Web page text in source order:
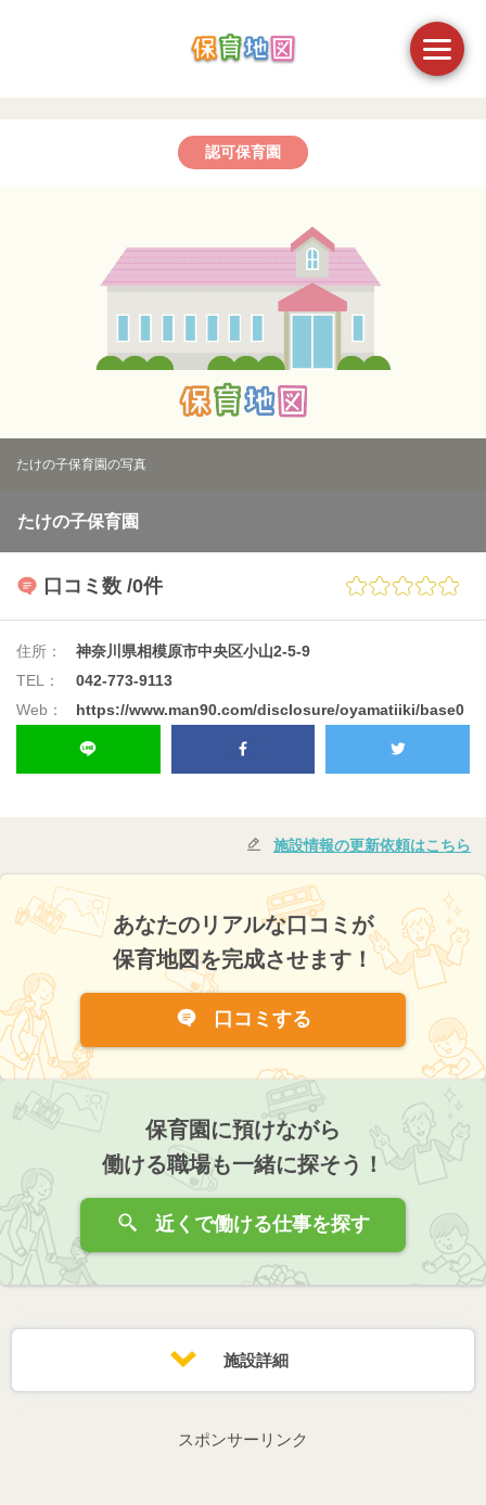
認可保育園
たけの子保育園の写真
たけの子保育園
口コミ数 /0件
住所：
神奈川県相模原市中央区小山2-5-9
TEL：
042-773-9113
Web：
https://www.man90.com/disclosure/oyamatiiki/base0
施設情報の更新依頼はこちら
あなたのリアルな口コミが
保育地図を完成させます！
口コミする
保育園に預けながら
働ける職場も一緒に探そう！
近くで働ける仕事を探す
施設詳細
スポンサーリンク